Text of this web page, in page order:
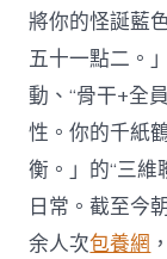
將你的怪誕藍
五十一點二。
動、“骨干+全
性。你的千紙
衡。」的“三維
日常。截至今
余人次包養網